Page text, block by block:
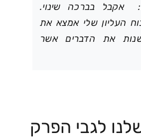
אקבל בברכה שינוי.
העליון שלי אמצא את
את הדברים אשר
לגבי הפרק